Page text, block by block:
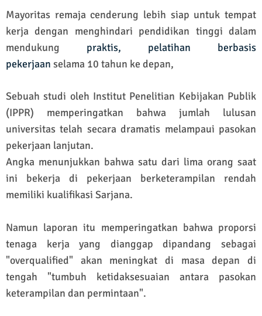
Mayoritas remaja cenderung lebih siap untuk tempat
kerja dengan menghindari pendidikan tinggi dalam
mendukung praktis, pelatihan berbasis
pekerjaan selama 10 tahun ke depan,
Sebuah studi oleh Institut Penelitian Kebijakan Publik
(IPPR) memperingatkan bahwa jumlah lulusan
universitas telah secara dramatis melampaui pasokan
pekerjaan lanjutan.
Angka menunjukkan bahwa satu dari lima orang saat
ini bekerja di pekerjaan berketerampilan rendah
memiliki kualifikasi Sarjana.
Namun laporan itu memperingatkan bahwa proporsi
tenaga kerja yang dianggap dipandang sebagai
"overqualified" akan meningkat di masa depan di
tengah "tumbuh ketidaksesuaian antara pasokan
keterampilan dan permintaan".